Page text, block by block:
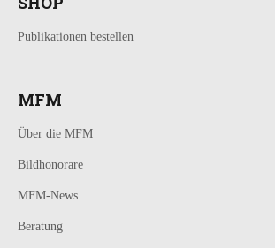
Publikationen bestellen
MFM
Über die MFM
Bildhonorare
MFM-News
Beratung